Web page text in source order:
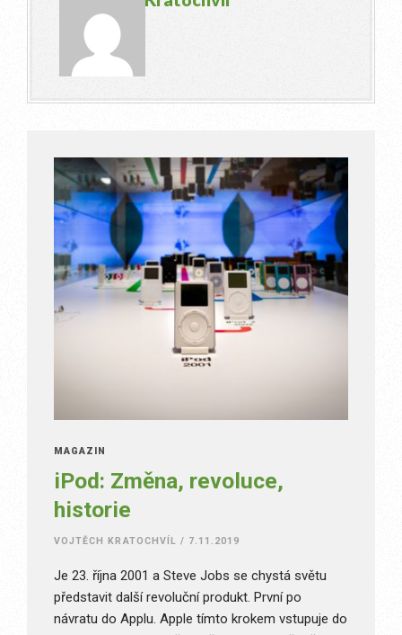
MAGAZÍN
iPod: Změna, revoluce,
historie
VOJTĚCH KRATOCHVÍL / 7.11.2019
Je 23. října 2001 a Steve Jobs se chystá světu
představit další revoluční produkt. První po
návratu do Applu. Apple tímto krokem vstupuje do